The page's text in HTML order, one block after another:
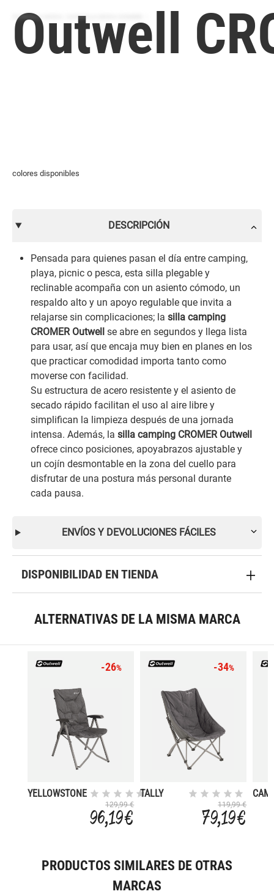
ZAPATILLA MODA | ZAPATILLA MODA HOMBRE
Outwell
colores disponibles
DESCRIPCIÓN
Pensada para quienes pasan el día entre camping,
playa, picnic o pesca, esta silla plegable y
reclinable acompaña con un asiento cómodo, un
respaldo alto y un apoyo regulable que invita a
relajarse sin complicaciones; la silla camping
CROMER Outwell se abre en segundos y llega lista
para usar, así que encaja muy bien en planes en los
que practicar comodidad importa tanto como
moverse con facilidad.
Su estructura de acero resistente y el asiento de
secado rápido facilitan el uso al aire libre y
simplifican la limpieza después de una jornada
intensa. Además, la silla camping CROMER Outwell
ofrece cinco posiciones, apoyabrazos ajustable y
un cojín desmontable en la zona del cuello para
disfrutar de una postura más personal durante
cada pausa.
ENVÍOS Y DEVOLUCIONES FÁCILES
DISPONIBILIDAD EN TIENDA
ALTERNATIVAS DE LA MISMA MARCA
-26%
YELLOWSTONE
129,99 €
96,19 €
-34%
TALLY
119,99 €
79,19 €
PRODUCTOS SIMILARES DE OTRAS
MARCAS